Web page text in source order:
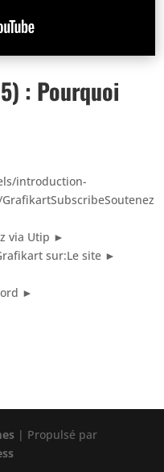
: Pourquoi
introduction-
via Utip ►
sur:Le site ►
►
| Propulsé par